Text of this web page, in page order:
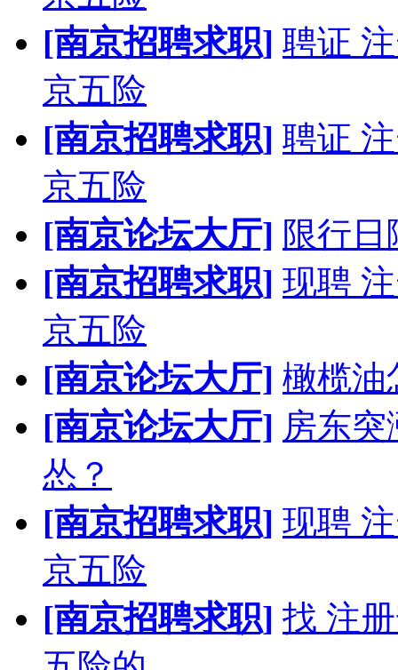
[南京招聘求职] 聘证
京五险
[南京招聘求职] 聘证
京五险
[南京论坛大厅] 限行
[南京招聘求职] 现聘
京五险
[南京论坛大厅] 橄榄油
[南京论坛大厅] 房东
怂？
[南京招聘求职] 现聘
京五险
[南京招聘求职] 找 注